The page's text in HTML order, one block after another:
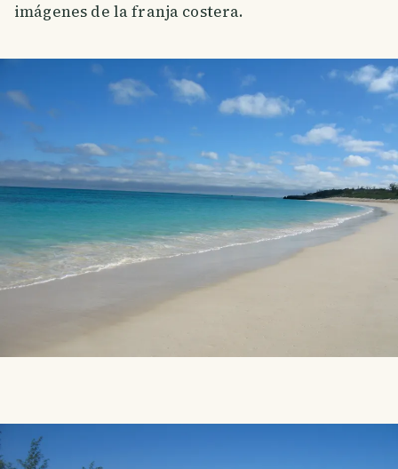
imágenes de la franja costera.